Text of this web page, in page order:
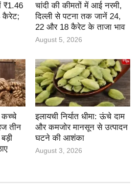
₹1.46
कैरेट;
चांदी की कीमतों में आई नरमी,
दिल्ली से पटना तक जानें 24,
22 और 18 कैरेट के ताजा भाव
August 5, 2026
कच्चे
तीन
इलायची निर्यात धीमा: ऊंचे दाम
और कमजोर मानसून से उत्पादन
घटने की आशंका
August 3, 2026